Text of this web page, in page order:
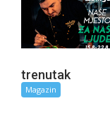
trenutak
Magazin